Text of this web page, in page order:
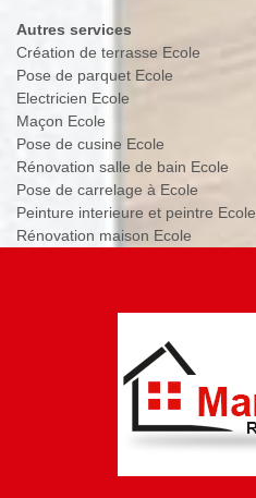
Autres services
Création de terrasse Ecole
Pose de parquet Ecole
Electricien Ecole
Maçon Ecole
Pose de cusine Ecole
Rénovation salle de bain Ecole
Pose de carrelage à Ecole
Peinture interieure et peintre Ecole
Rénovation maison Ecole